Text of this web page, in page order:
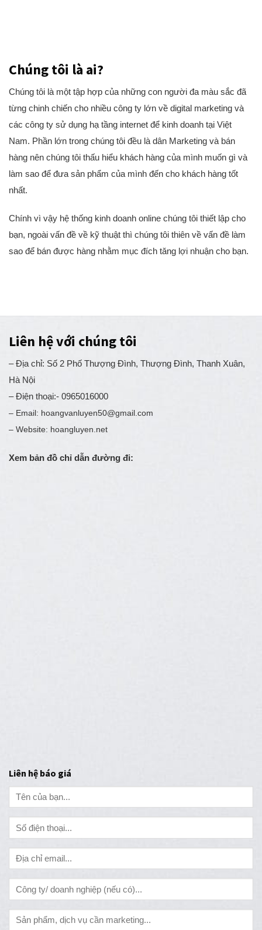
Chúng tôi là ai?
Chúng tôi là một tập hợp của những con người đa màu sắc đã
từng chinh chiến cho nhiều công ty lớn về digital marketing và
các công ty sử dụng hạ tầng internet để kinh doanh tại Việt
Nam. Phần lớn trong chúng tôi đều là dân Marketing và bán
hàng nên chúng tôi thấu hiểu khách hàng của mình muốn gì và
làm sao để đưa sản phẩm của mình đến cho khách hàng tốt
nhất.
Chính vì vậy hệ thống kinh doanh online chúng tôi thiết lập cho
bạn, ngoài vấn đề về kỹ thuật thì chúng tôi thiên về vấn đề làm
sao để bán được hàng nhằm mục đích tăng lợi nhuận cho bạn.
Liên hệ với chúng tôi
– Địa chỉ: Số 2 Phố Thượng Đình, Thượng Đình, Thanh Xuân,
Hà Nội
– Điện thoại:- 0965016000
– Email: hoangvanluyen50@gmail.com
– Website: hoangluyen.net
Xem bản đồ chỉ dẫn đường đi:
Liên hệ báo giá